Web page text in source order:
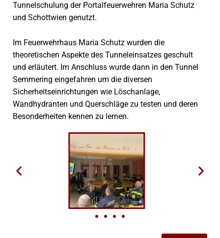
Tunnelschulung der Portalfeuerwehren Maria Schutz
und Schottwien genutzt.
Im Feuerwehrhaus Maria Schutz wurden die
theoretischen Aspekte des Tunneleinsatzes geschult
und erläutert. Im Anschluss wurde dann in den Tunnel
Semmering eingefahren um die diversen
Sicherheitseinrichtungen wie Löschanlage,
Wandhydranten und Querschläge zu testen und deren
Besonderheiten kennen zu lernen.